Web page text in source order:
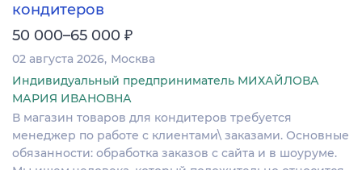
кондитеров
50 000–65 000 ₽
02 августа 2026 Москва
Индивидуальный предприниматель МИХАЙЛОВА
МАРИЯ ИВАНОВНА
В магазин товаров для кондитеров требуется
менеджер по работе с клиентами\ заказами. Основные
обязанности: обработка заказов с сайта и в шоуруме.